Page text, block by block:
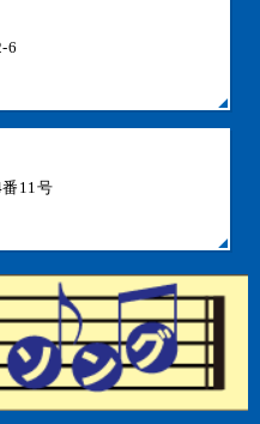
6
11号